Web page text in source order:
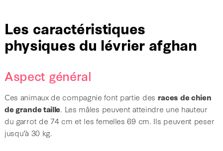
Les caractéristiques
physiques du lévrier afghan
Aspect général
Ces animaux de compagnie font partie des races de chien
de grande taille. Les mâles peuvent atteindre une hauteur
du garrot de 74 cm et les femelles 69 cm. Ils peuvent peser
jusqu’à 30 kg.